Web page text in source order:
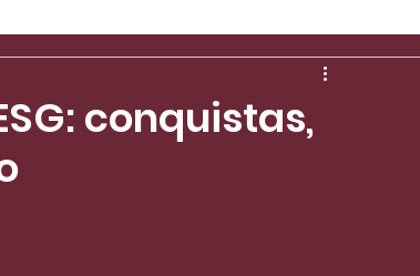
conquistas,